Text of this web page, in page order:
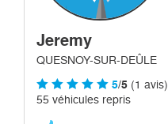
Jeremy
QUESNOY-SUR-DEÛLE
5/5 (1 avis)
55 véhicules repris